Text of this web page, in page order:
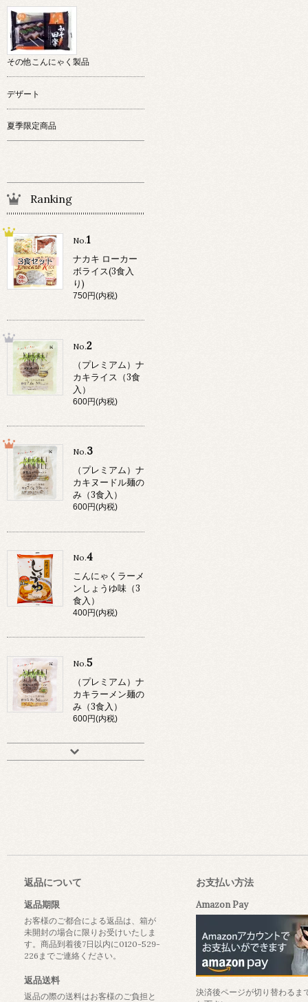
その他こんにゃく製品
デザート
夏季限定商品
Ranking
No.1
ナカキ ローカー
ボライス(3食入
り)
750円(内税)
No.2
（プレミアム）ナ
カキライス（3食
入）
600円(内税)
No.3
（プレミアム）ナ
カキヌードル麺の
み（3食入）
600円(内税)
No.4
こんにゃくラーメ
ンしょうゆ味（3
食入）
400円(内税)
No.5
（プレミアム）ナ
カキラーメン麺の
み（3食入）
600円(内税)
返品について
返品期限
お客様のご都合による返品は、箱が
未開封の場合に限りお受けいたしま
す。商品到着後7日以内に0120-529-
226までご連絡ください。
返品送料
返品の際の送料はお客様のご負担と
お支払い方法
Amazon Pay
決済後ページが切り替わるま